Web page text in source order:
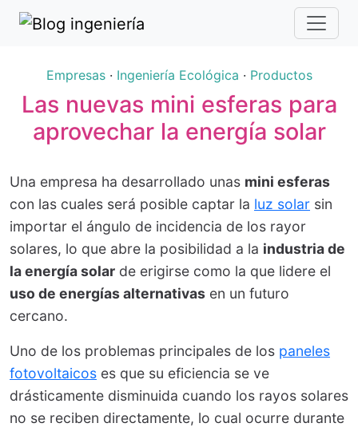
Empresas· Ingeniería Ecológica · Productos
Las nuevas mini esferas para
aprovechar la energía solar
Una empresa ha desarrollado unas mini esferas
con las cuales será posible captar la luz solar sin
importar el ángulo de incidencia de los rayor
solares, lo que abre la posibilidad a la industria de
la energía solar de erigirse como la que lidere el
uso de energías alternativas en un futuro
cercano.
Uno de los problemas principales de los paneles
fotovoltaicos es que su eficiencia se ve
drásticamente disminuida cuando los rayos solares
no se reciben directamente, lo cual ocurre durante